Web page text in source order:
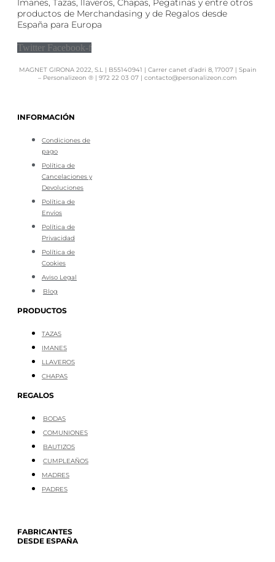
Imanes, Tazas, llaveros, Chapas, Pegatinas y entre otros
productos de Merchandasing y de Regalos desde
España para Europa
Twitter Facebook-f
MAGNET GIRONA 2022, S.L | B55140941 | Carrer canet d’adri 8, 17007 | Spain
– Personalizeon ® | 972 22 03 07 | contacto@personalizeon.com
INFORMACIÓN
Condiciones de
pago
Política de
Cancelaciones y
Devoluciones
Política de
Envíos
Política de
Privacidad
Política de
Cookies
Aviso Legal
Blog
PRODUCTOS
TAZAS
IMANES
LLAVEROS
CHAPAS
REGALOS
BODAS
COMUNIONES
BAUTIZOS
CUMPLEAÑOS
MADRES
PADRES
FABRICANTES
DESDE ESPAÑA